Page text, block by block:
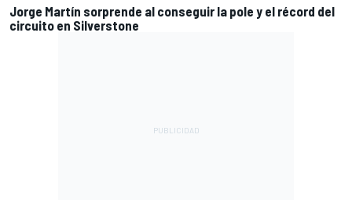
Jorge Martín sorprende al conseguir la pole y el récord del
circuito en Silverstone